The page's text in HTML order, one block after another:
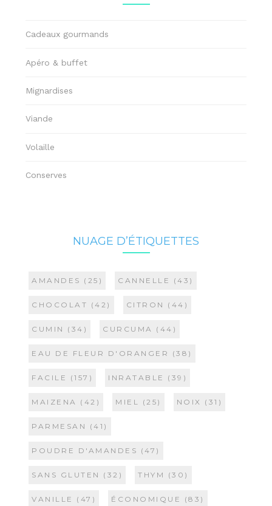
Cadeaux gourmands
Apéro & buffet
Mignardises
Viande
Volaille
Conserves
NUAGE D’ÉTIQUETTES
AMANDES (25) CANNELLE (43)
CHOCOLAT (42) CITRON (44)
CUMIN (34) CURCUMA (44)
EAU DE FLEUR D'ORANGER (38)
FACILE (157) INRATABLE (39)
MAIZENA (42) MIEL (25) NOIX (31)
PARMESAN (41)
POUDRE D'AMANDES (47)
SANS GLUTEN (32) THYM (30)
VANILLE (47) ÉCONOMIQUE (83)